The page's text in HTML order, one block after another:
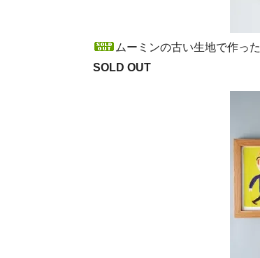
ムーミンの古い生地で作っ
SOLD OUT